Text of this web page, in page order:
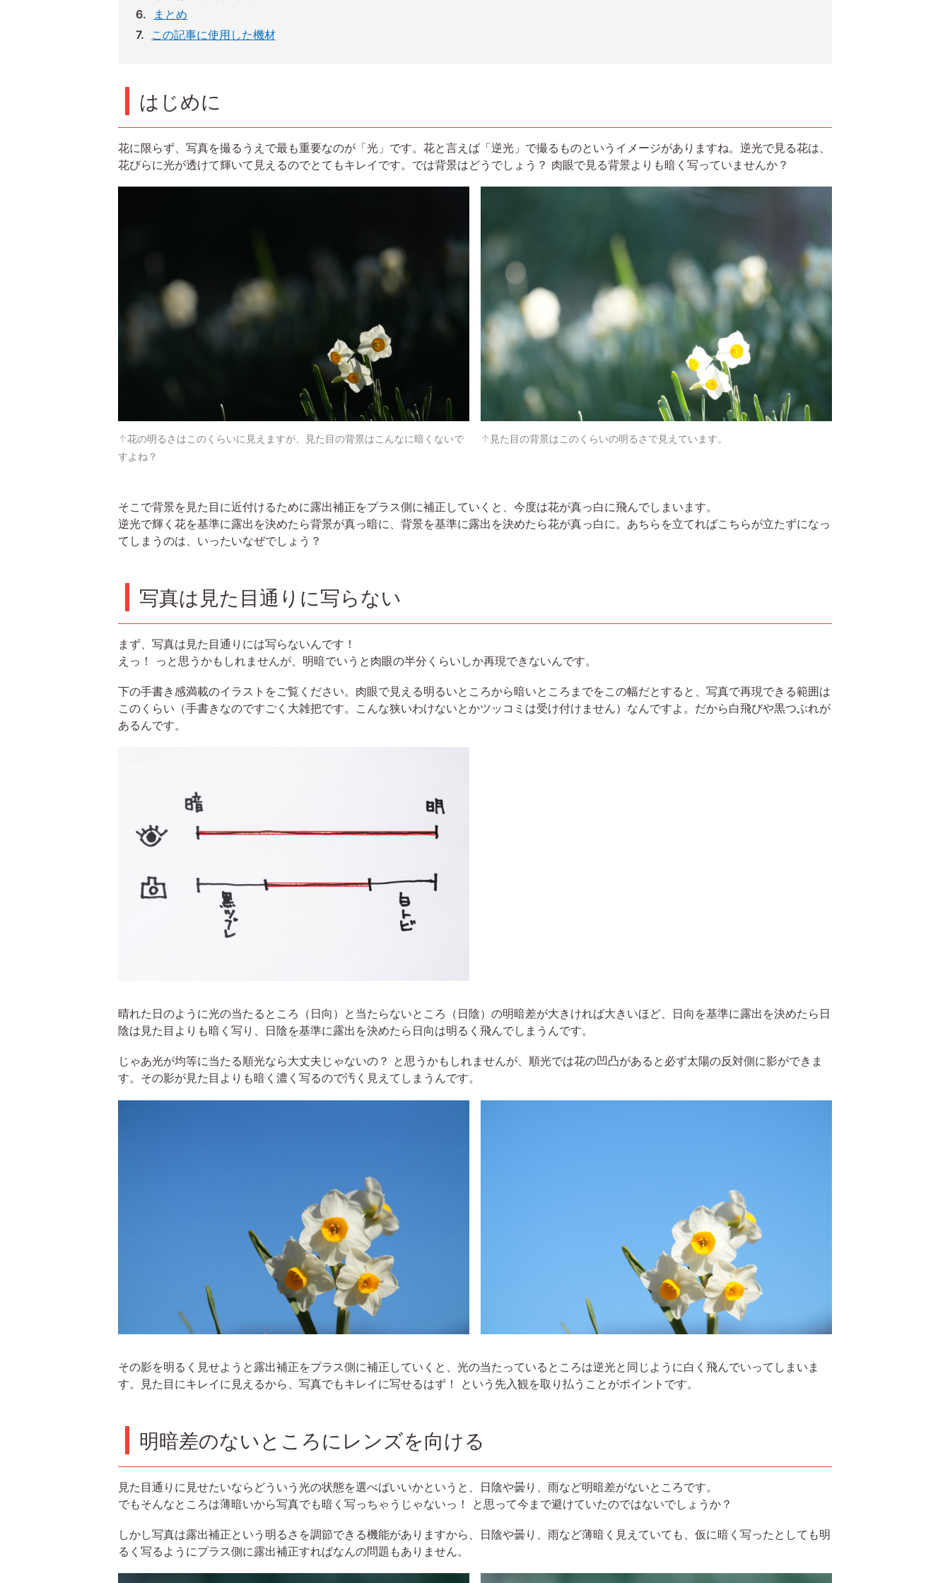
まとめ
この記事に使用した機材
はじめに
花に限らず、写真を撮るうえで最も重要なのが「光」です。花と言えば「逆光」で撮るものというイメージがありますね。逆光で見る花は、
花びらに光が透けて輝いて見えるのでとてもキレイです。では背景はどうでしょう？ 肉眼で見る背景よりも暗く写っていませんか？
↑花の明るさはこのくらいに見えますが、見た目の背景はこんなに暗くないで
すよね？
↑見た目の背景はこのくらいの明るさで見えています。
そこで背景を見た目に近付けるために露出補正をプラス側に補正していくと、今度は花が真っ白に飛んでしまいます。
逆光で輝く花を基準に露出を決めたら背景が真っ暗に、背景を基準に露出を決めたら花が真っ白に。あちらを立てればこちらが立たずになっ
てしまうのは、いったいなぜでしょう？
写真は見た目通りに写らない
まず、写真は見た目通りには写らないんです！
えっ！ っと思うかもしれませんが、明暗でいうと肉眼の半分くらいしか再現できないんです。
下の手書き感満載のイラストをご覧ください。肉眼で見える明るいところから暗いところまでをこの幅だとすると、写真で再現できる範囲は
このくらい（手書きなのですごく大雑把です。こんな狭いわけないとかツッコミは受け付けません）なんですよ。だから白飛びや黒つぶれが
あるんです。
晴れた日のように光の当たるところ（日向）と当たらないところ（日陰）の明暗差が大きければ大きいほど、日向を基準に露出を決めたら日
陰は見た目よりも暗く写り、日陰を基準に露出を決めたら日向は明るく飛んでしまうんです。
じゃあ光が均等に当たる順光なら大丈夫じゃないの？ と思うかもしれませんが、順光では花の凹凸があると必ず太陽の反対側に影ができま
す。その影が見た目よりも暗く濃く写るので汚く見えてしまうんです。
その影を明るく見せようと露出補正をプラス側に補正していくと、光の当たっているところは逆光と同じように白く飛んでいってしまいま
す。見た目にキレイに見えるから、写真でもキレイに写せるはず！ という先入観を取り払うことがポイントです。
明暗差のないところにレンズを向ける
見た目通りに見せたいならどういう光の状態を選べばいいかというと、日陰や曇り、雨など明暗差がないところです。
でもそんなところは薄暗いから写真でも暗く写っちゃうじゃないっ！ と思って今まで避けていたのではないでしょうか？
しかし写真は露出補正という明るさを調節できる機能がありますから、日陰や曇り、雨など薄暗く見えていても、仮に暗く写ったとしても明
るく写るようにプラス側に露出補正すればなんの問題もありません。